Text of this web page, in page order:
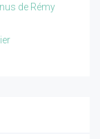
de Rémy